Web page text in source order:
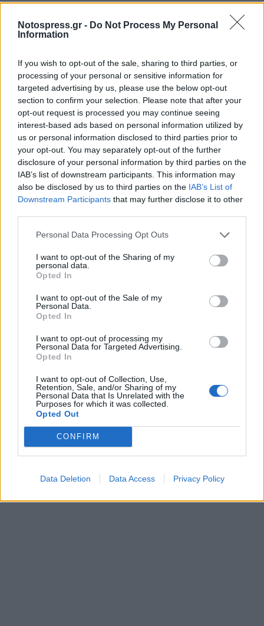
Notospress.gr - Do Not Process My Personal
Information
If you wish to opt-out of the sale, sharing to third parties, or
processing of your personal or sensitive information for
targeted advertising by us, please use the below opt-out
section to confirm your selection. Please note that after your
opt-out request is processed you may continue seeing
interest-based ads based on personal information utilized by
us or personal information disclosed to third parties prior to
your opt-out. You may separately opt-out of the further
disclosure of your personal information by third parties on the
IAB’s list of downstream participants. This information may
also be disclosed by us to third parties on the IAB’s List of
Downstream Participants that may further disclose it to other
Personal Data Processing Opt Outs
I want to opt-out of the Sharing of my
personal data.
Opted In
I want to opt-out of the Sale of my
Personal Data.
Opted In
I want to opt-out of processing my
Personal Data for Targeted Advertising.
Opted In
I want to opt-out of Collection, Use,
Retention, Sale, and/or Sharing of my
Personal Data that Is Unrelated with the
Purposes for which it was collected.
Opted Out
CONFIRM
Data Deletion Data Access Privacy Policy
O Βανικιώτης έχει ένα πλούσιο βιογραφικό με θητεία
σε Παναθηναϊκό, Στουτγάρδη, Καλαμάτα, Απόλλων
Καλαμάτας, Αστέρα Αρφαρών, Βαλύρα, Εθνικό
Μελιγαλά, Πάμισο, Αστέρα Αμαλιάδας και άλλες